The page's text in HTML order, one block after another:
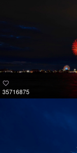
35716875